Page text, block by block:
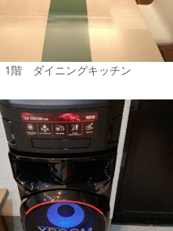
1階 ダイニングキッチン